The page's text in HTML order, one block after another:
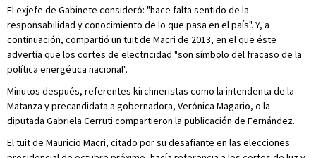
El exjefe de Gabinete consideró: "hace falta sentido de la
responsabilidad y conocimiento de lo que pasa en el país". Y, a
continuación, compartió un tuit de Macri de 2013, en el que éste
advertía que los cortes de electricidad "son símbolo del fracaso de la
política energética nacional".
Minutos después, referentes kirchneristas como la intendenta de la
Matanza y precandidata a gobernadora, Verónica Magario, o la
diputada Gabriela Cerruti compartieron la publicación de Fernández.
El tuit de Mauricio Macri, citado por su desafiante en las elecciones